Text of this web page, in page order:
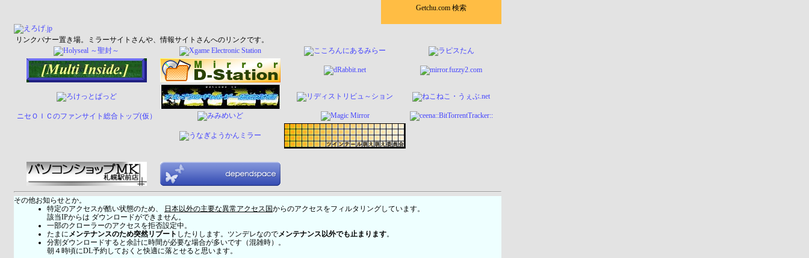
Getchu.com 検索
リンクバナー置き場。ミラーサイトさんや、情報サイトさんへのリンクです。
ニセＯＩＣのファンサイト総合トップ(仮）
その他お知らせとか。
特定のアクセスが酷い状態のため、
日本以外の主要な異常アクセス国からのアクセスをフィルタリングしています。
該当IPからは ダウンロードができません。
一部のクローラーのアクセスを拒否設定中。
たまにメンテナンスのため突然リブート したりします。ツンデレなのでメンテナンス以外でも止まります。
分割ダウンロードすると余計に時間が必要な場合が多いです（混雑時）。
朝４時頃にDL予約しておくと快適に落とせると思います。